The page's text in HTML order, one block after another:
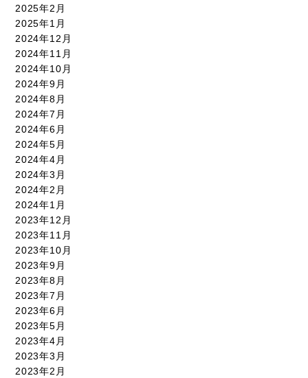
2025年2月
2025年1月
2024年12月
2024年11月
2024年10月
2024年9月
2024年8月
2024年7月
2024年6月
2024年5月
2024年4月
2024年3月
2024年2月
2024年1月
2023年12月
2023年11月
2023年10月
2023年9月
2023年8月
2023年7月
2023年6月
2023年5月
2023年4月
2023年3月
2023年2月